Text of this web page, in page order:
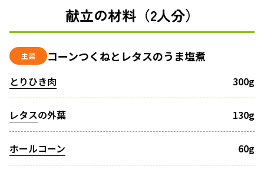
献立の材料（2人分）
主菜 コーンつくねとレタスのうま塩煮
とりひき肉 300g
レタスの外葉 130g
ホールコーン 60g